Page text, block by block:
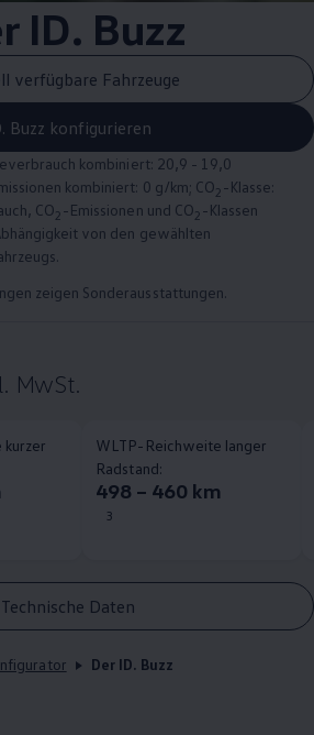
ID. Buzz
verfügbare Fahrzeuge
Buzz konfigurieren
kombiniert: 20,9 - 19,0
kombiniert: 0 g/km; CO2 -Klasse:
CO2 -Emissionen und CO2 -Klassen
von den gewählten
zeigen Sonderausstattungen.
MwSt.
WLTP-Reichweite langer
Radstand:
498 – 460 km
3
Technische Daten
Der ID. Buzz